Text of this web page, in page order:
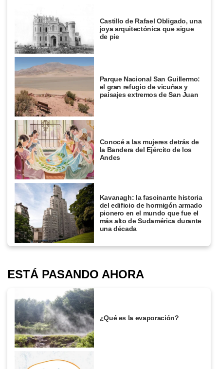
Castillo de Rafael Obligado, una
joya arquitectónica que sigue
de pie
Parque Nacional San Guillermo:
el gran refugio de vicuñas y
paisajes extremos de San Juan
Conocé a las mujeres detrás de
la Bandera del Ejército de los
Andes
Kavanagh: la fascinante historia
del edificio de hormigón armado
pionero en el mundo que fue el
más alto de Sudamérica durante
una década
ESTÁ PASANDO AHORA
¿Qué es la evaporación?